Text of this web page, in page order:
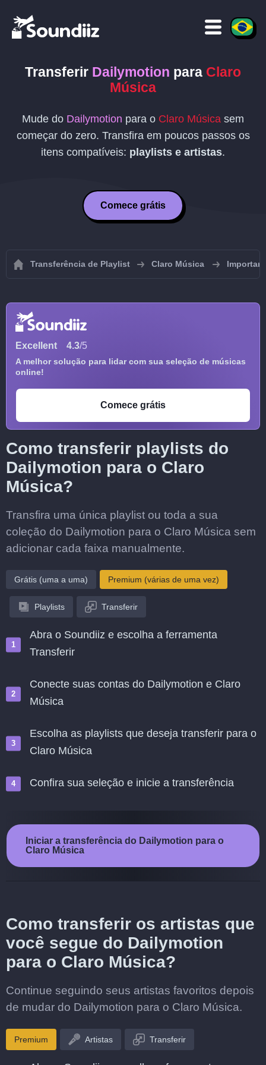
Transferir Dailymotion para Claro
Música
Mude do Dailymotion para o Claro Música sem
começar do zero. Transfira em poucos passos os
itens compatíveis: playlists e artistas.
Comece grátis
Transferência de Playlist Claro Música Importar
Excellent 4.3/5
A melhor solução para lidar com sua seleção de músicas
online!
Comece grátis
Como transferir playlists do
Dailymotion para o Claro
Música?
Transfira uma única playlist ou toda a sua
coleção do Dailymotion para o Claro Música sem
adicionar cada faixa manualmente.
Grátis (uma a uma) Premium (várias de uma vez)
Playlists Transferir
Abra o Soundiiz e escolha a ferramenta
Transferir
Conecte suas contas do Dailymotion e Claro
Música
Escolha as playlists que deseja transferir para o
Claro Música
Confira sua seleção e inicie a transferência
Iniciar a transferência do Dailymotion para o
Claro Música
Como transferir os artistas que
você segue do Dailymotion
para o Claro Música?
Continue seguindo seus artistas favoritos depois
de mudar do Dailymotion para o Claro Música.
Premium Artistas Transferir